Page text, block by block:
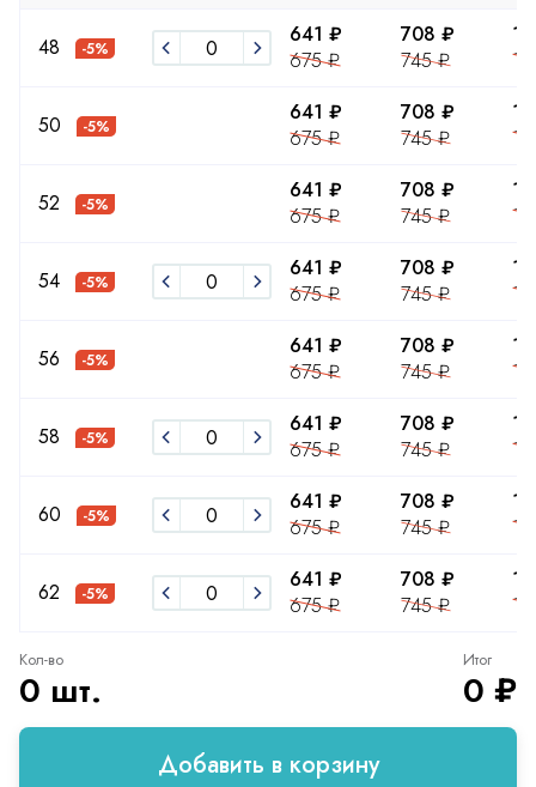
48 -5%
641 ₽
675 ₽
708 ₽
745 ₽
50 -5%
641 ₽
675 ₽
708 ₽
745 ₽
52 -5%
641 ₽
675 ₽
708 ₽
745 ₽
54 -5%
641 ₽
675 ₽
708 ₽
745 ₽
56 -5%
641 ₽
675 ₽
708 ₽
745 ₽
58 -5%
641 ₽
675 ₽
708 ₽
745 ₽
60 -5%
641 ₽
675 ₽
708 ₽
745 ₽
62 -5%
641 ₽
675 ₽
708 ₽
745 ₽
Кол-во
0 шт.
Итог
0 ₽
Добавить в корзину